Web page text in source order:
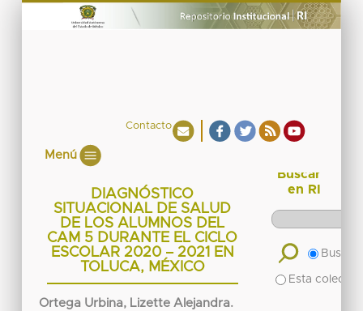
Contacto
Menú
DIAGNÓSTICO
SITUACIONAL DE SALUD
DE LOS ALUMNOS DEL
CAM 5 DURANTE EL CICLO
ESCOLAR 2020 – 2021 EN
TOLUCA, MÉXICO
Ortega Urbina, Lizette Alejandra.
Buscar
en RI
Buscar
Esta